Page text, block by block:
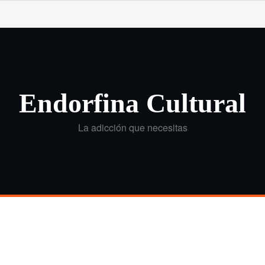
Endorfina Cultural
La adicción que necesitas